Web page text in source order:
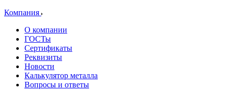
Компания
О компании
ГОСТы
Сертификаты
Реквизиты
Новости
Калькулятор металла
Вопросы и ответы